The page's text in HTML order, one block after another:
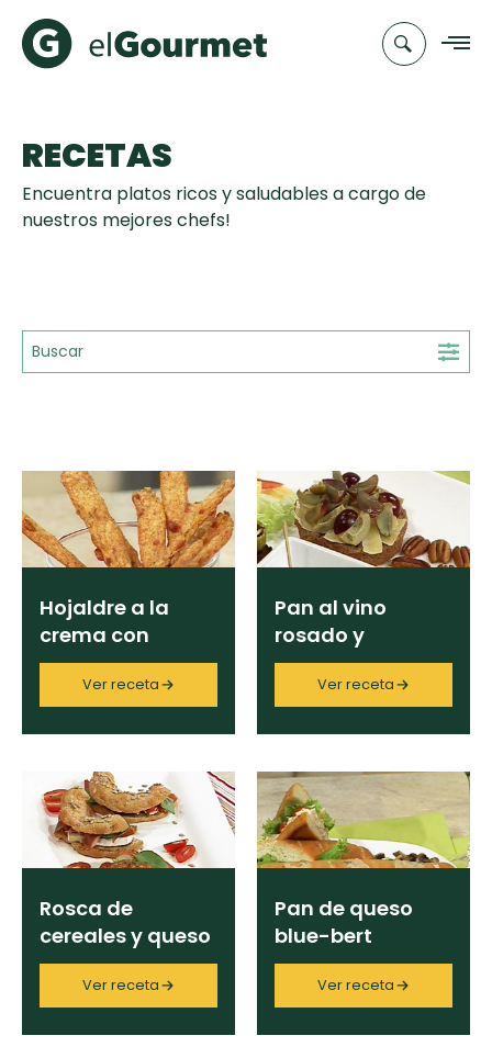
Aguachile de
Camarón de
Galletas con
Chispas de
Chocolate
Hot Pancakes
Red Velvet
Cake
Key Lime Pie
Cupcakes y
Muffins
30 min
Todas las
recetas
Chefs
Novedades
RECETAS
Encuentra platos ricos y saludables a cargo de
nuestros mejores chefs!
15' 25' 35'
Ingrediente
Chef
Programas
Hojaldre a la
crema con
sésamo
Ver receta
Pan al vino
rosado y
cardamomo
Ver receta
Rosca de
cereales y queso
camembert
Ver receta
Pan de queso
blue-bert
Ver receta